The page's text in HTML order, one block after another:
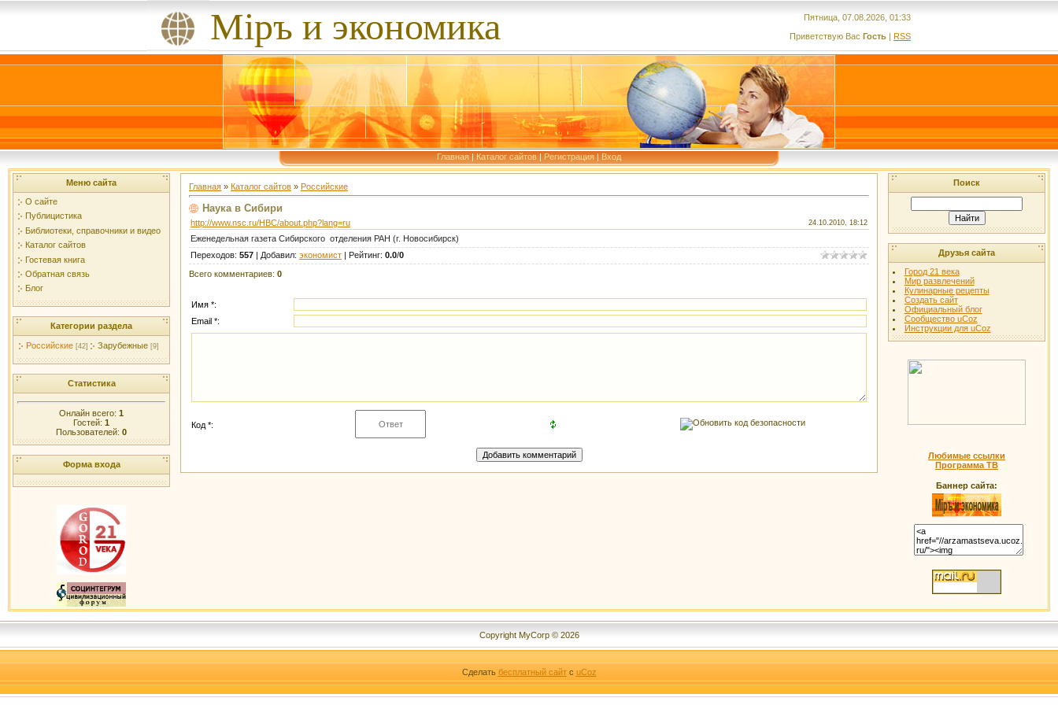
Мiръ и экономика
Пятница, 07.08.2026, 01:33
Приветствую Вас Гость | RSS
Главная | Каталог сайтов | Регистрация | Вход
Меню сайта
О сайте
Публицистика
Библиотеки, справочники и видео
Каталог сайтов
Гостевая книга
Обратная связь
Блог
Категории раздела
Российские [42] Зарубежные [9]
Статистика
Онлайн всего: 1
Гостей: 1
Пользователей: 0
Форма входа
Главная » Каталог сайтов » Российские
Наука в Сибири
http://www.nsc.ru/HBC/about.php?lang=ru 24.10.2010, 18:12
Еженедельная газета Сибирского отделения РАН (г. Новосибирск)
Переходов: 557 | Добавил: экономист | Рейтинг: 0.0/0
Всего комментариев: 0
Имя *:
Email *:
Код *:
Поиск
Друзья сайта
Город 21 века
Мир развлечений
Кулинарные рецепты
Создать сайт
Официальный блог
Сообщество uCoz
Инструкции для uCoz
Любимые ссылки
Программа ТВ
Баннер сайта:
Copyright MyCorp © 2026
Сделать бесплатный сайтс uCoz